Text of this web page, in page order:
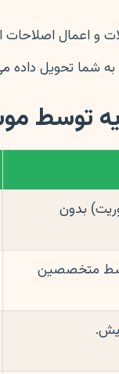
و اعمال
شما تحویل
توسط
بدون
متخصصین